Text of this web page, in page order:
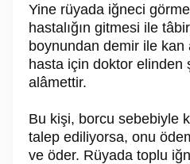
Yine rüyada iğneci
hastalığın gitmesi ile
boynundan demir ile kan
hasta için doktor elinden
alâmettir.
Bu kişi, borcu sebebiyle
talep ediliyorsa, onu
ve öder. Rüyada toplu